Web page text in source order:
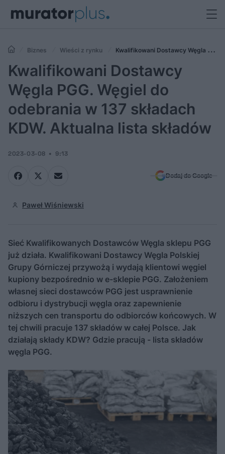
Biznes Wieści z rynku
Kwalifikowani Dostawcy Węgla PGG.
Węgiel do odebrania w 137 składach KDW. Aktualna lista składów
Kwalifikowani Dostawcy
Węgla PGG. Węgiel do
odebrania w 137 składach
KDW. Aktualna lista składów
2023-03-08 9:13
Dodaj do Google
Paweł Wiśniewski
Sieć Kwalifikowanych Dostawców Węgla sklepu PGG
już działa. Kwalifikowani Dostawcy Węgla Polskiej
Grupy Górniczej przywożą i wydają klientowi węgiel
kupiony bezpośrednio w e-sklepie PGG. Założeniem
własnej sieci dostawców PGG jest usprawnienie
odbioru i dystrybucji węgla oraz zapewnienie
niższych cen transportu do odbiorców końcowych. W
tej chwili pracuje 137 składów w całej Polsce. Jak
działają składy KDW? Gdzie pracują - lista składów
węgla PGG.